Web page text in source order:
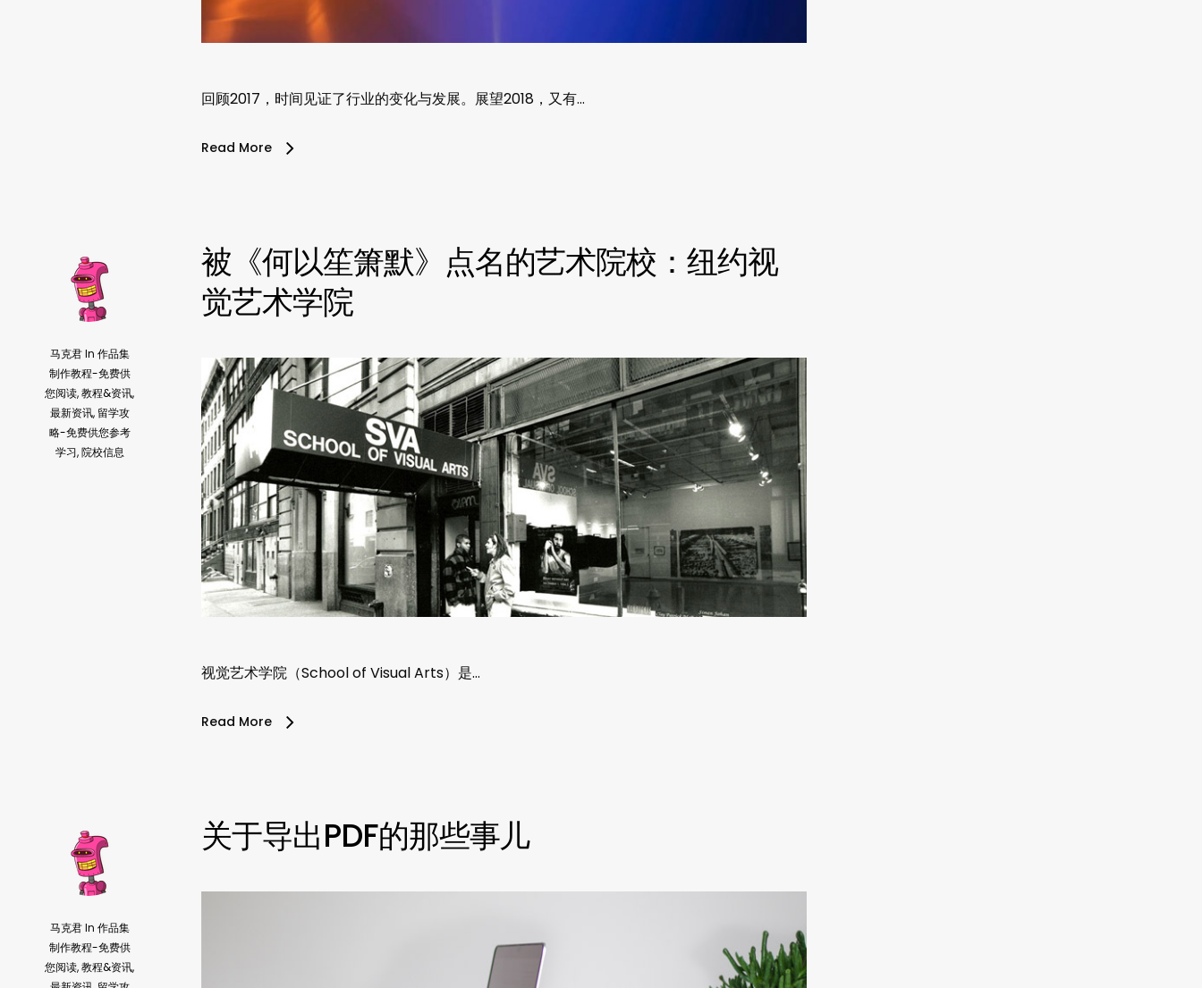
回顾2017，时间见证了行业的变化与发展。展望2018，又有…
Read More
马克君 In 作品集
制作教程-免费供
您阅读,教程&资讯,
最新资讯, 留学攻
略-免费供您参考
学习,院校信息
被《何以笙箫默》点名的艺术院校：纽约视
觉艺术学院
视觉艺术学院（School of Visual Arts）是…
Read More
马克君 In 作品集
制作教程-免费供
您阅读,教程&资讯,
关于导出PDF的那些事儿